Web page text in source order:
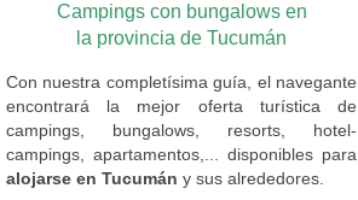
Campings con bungalows en
la provincia de Tucumán
Con nuestra completísima guía, el navegante
encontrará la mejor oferta turística de
campings, bungalows, resorts, hotel-
campings, apartamentos,... disponibles para
alojarse en Tucumán y sus alrededores.